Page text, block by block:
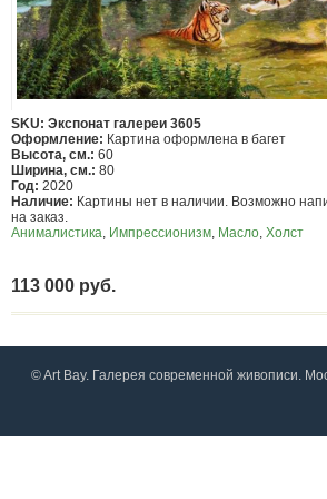
SKU: Экспонат галереи 3605
Оформление: Картина оформлена в багет
Высота, см.: 60
Ширина, см.: 80
Год: 2020
Наличие: Картины нет в наличии. Возможно
на заказ.
Анималистика, Импрессионизм, Масло, Холст
113 000 руб.
© Art Bay. Галерея современной живописи.